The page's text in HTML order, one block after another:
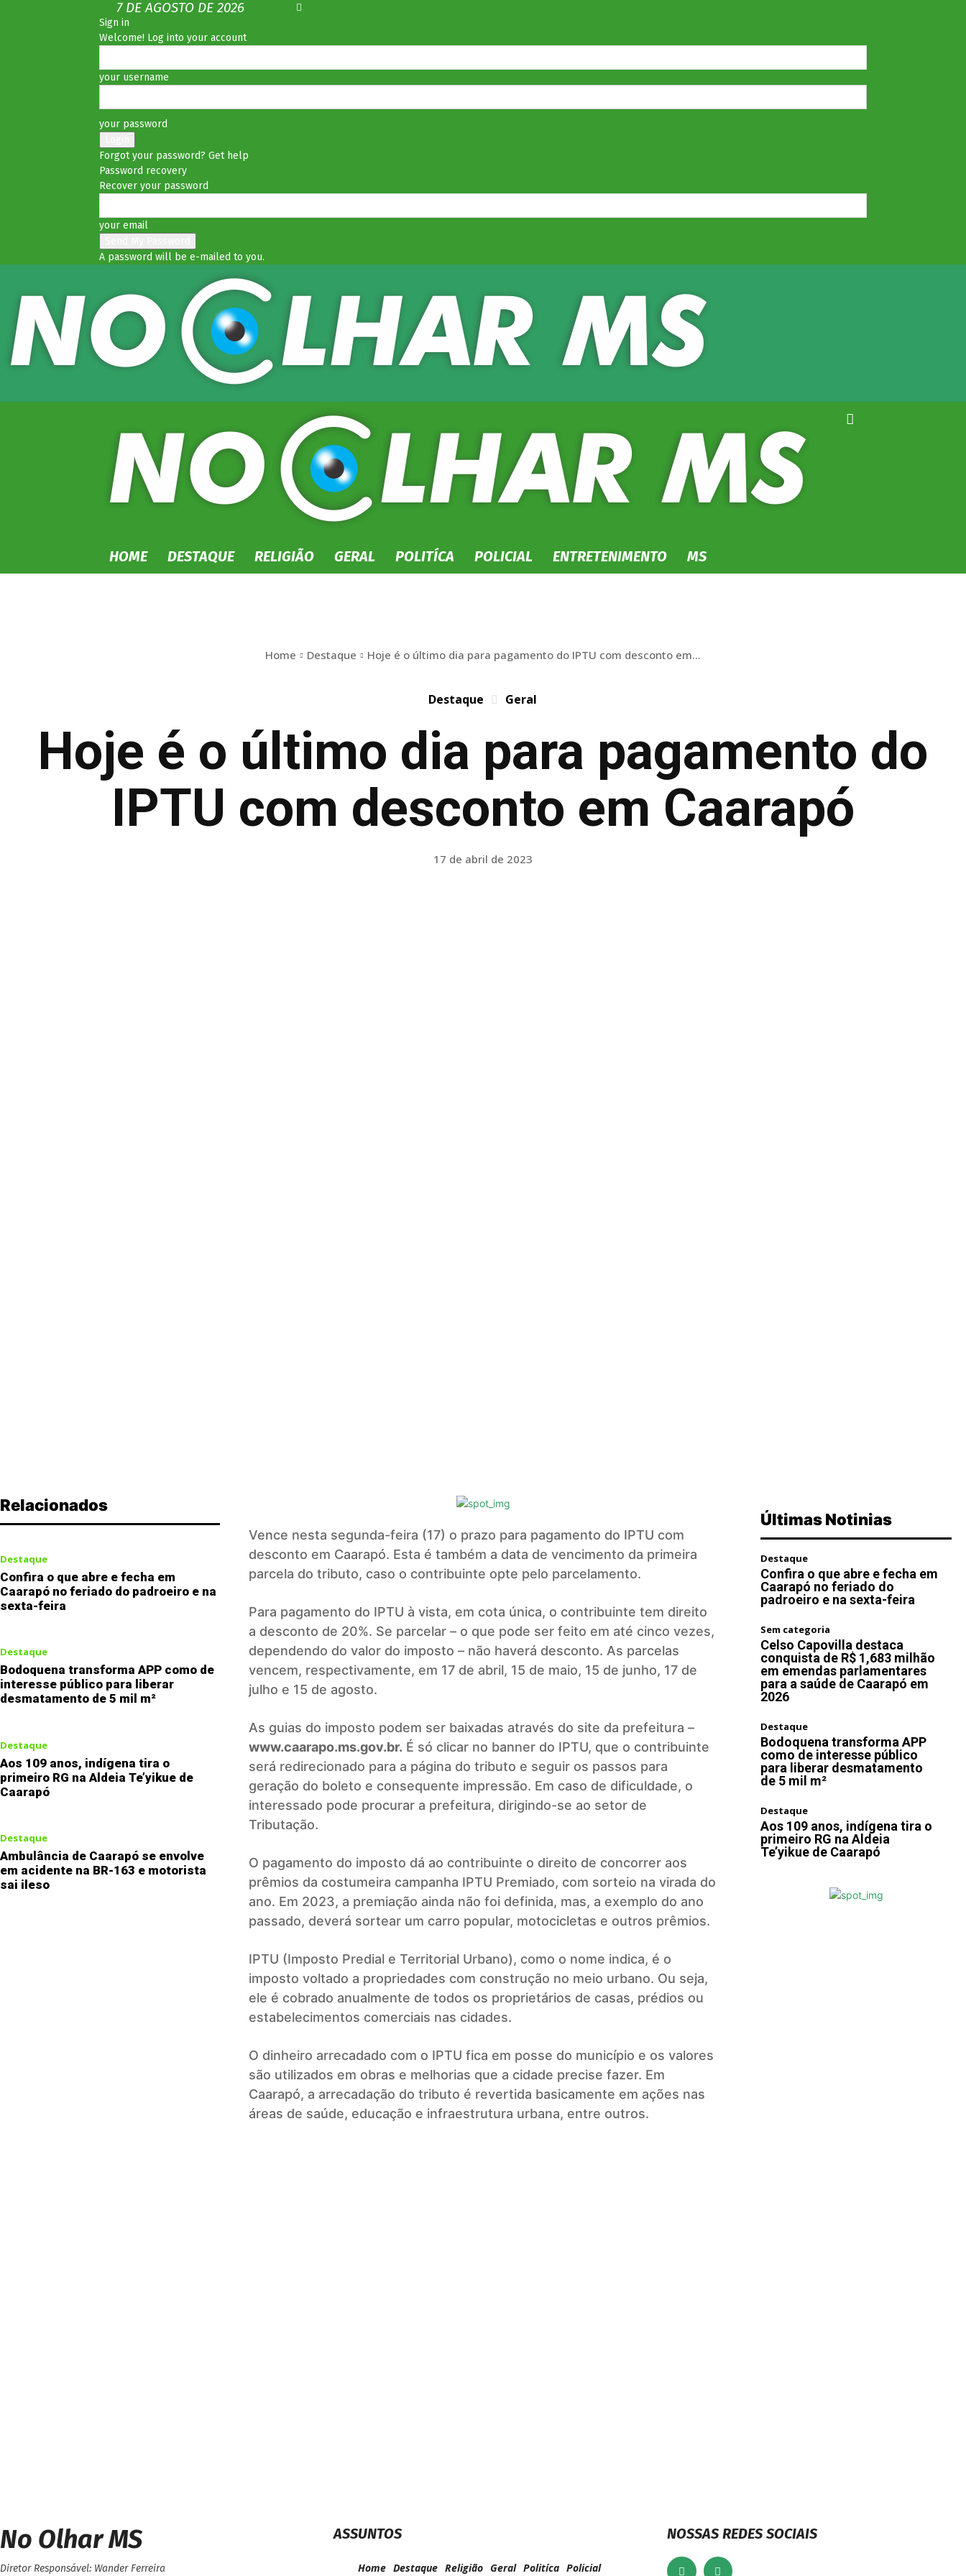
7 DE AGOSTO DE 2026
Sign in
Welcome! Log into your account
your username
your password
Forgot your password? Get help
Password recovery
Recover your password
your email
A password will be e-mailed to you.
HOME DESTAQUE RELIGIÃO GERAL POLITÍCA POLICIAL ENTRETENIMENTO MS
Home Destaque Hoje é o último dia para pagamento do IPTU com desconto em...
Destaque Geral
Hoje é o último dia para pagamento do
IPTU com desconto em Caarapó
17 de abril de 2023
Relacionados
Destaque
Confira o que abre e fecha em
Caarapó no feriado do padroeiro e na
sexta-feira
Destaque
Bodoquena transforma APP como de
interesse público para liberar
desmatamento de 5 mil m²
Destaque
Aos 109 anos, indígena tira o
primeiro RG na Aldeia Te’yikue de
Caarapó
Destaque
Ambulância de Caarapó se envolve
em acidente na BR-163 e motorista
sai ileso
Vence nesta segunda-feira (17) o prazo para pagamento do IPTU com
desconto em Caarapó. Esta é também a data de vencimento da primeira
parcela do tributo, caso o contribuinte opte pelo parcelamento.
Para pagamento do IPTU à vista, em cota única, o contribuinte tem direito
a desconto de 20%. Se parcelar – o que pode ser feito em até cinco vezes,
dependendo do valor do imposto – não haverá desconto. As parcelas
vencem, respectivamente, em 17 de abril, 15 de maio, 15 de junho, 17 de
julho e 15 de agosto.
As guias do imposto podem ser baixadas através do site da prefeitura –
www.caarapo.ms.gov.br. É só clicar no banner do IPTU, que o contribuinte
será redirecionado para a página do tributo e seguir os passos para
geração do boleto e consequente impressão. Em caso de dificuldade, o
interessado pode procurar a prefeitura, dirigindo-se ao setor de
Tributação.
O pagamento do imposto dá ao contribuinte o direito de concorrer aos
prêmios da costumeira campanha IPTU Premiado, com sorteio na virada do
ano. Em 2023, a premiação ainda não foi definida, mas, a exemplo do ano
passado, deverá sortear um carro popular, motocicletas e outros prêmios.
IPTU (Imposto Predial e Territorial Urbano), como o nome indica, é o
imposto voltado a propriedades com construção no meio urbano. Ou seja,
ele é cobrado anualmente de todos os proprietários de casas, prédios ou
estabelecimentos comerciais nas cidades.
O dinheiro arrecadado com o IPTU fica em posse do município e os valores
são utilizados em obras e melhorias que a cidade precise fazer. Em
Caarapó, a arrecadação do tributo é revertida basicamente em ações nas
áreas de saúde, educação e infraestrutura urbana, entre outros.
Últimas Notinias
Destaque
Confira o que abre e fecha em
Caarapó no feriado do
padroeiro e na sexta-feira
Sem categoria
Celso Capovilla destaca
conquista de R$ 1,683 milhão
em emendas parlamentares
para a saúde de Caarapó em
2026
Destaque
Bodoquena transforma APP
como de interesse público
para liberar desmatamento
de 5 mil m²
Destaque
Aos 109 anos, indígena tira o
primeiro RG na Aldeia
Te’yikue de Caarapó
No Olhar MS
Diretor Responsável: Wander Ferreira
ASSUNTOS
Home Destaque Religião Geral Politíca Policial
NOSSAS REDES SOCIAIS